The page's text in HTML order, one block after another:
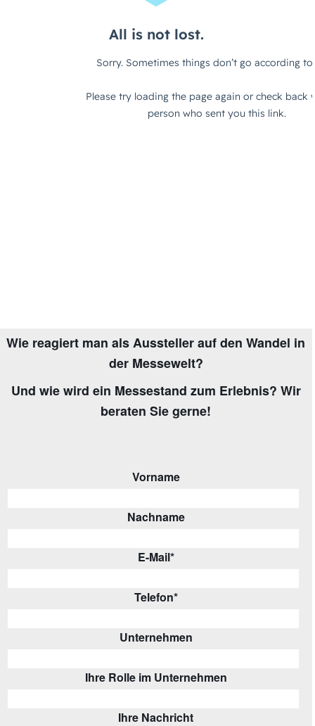
Wie reagiert man als Aussteller auf den Wandel in
der Messewelt?
Und wie wird ein Messestand zum Erlebnis? Wir
beraten Sie gerne!
Vorname
Nachname
E-Mail*
Telefon*
Unternehmen
Ihre Rolle im Unternehmen
Ihre Nachricht